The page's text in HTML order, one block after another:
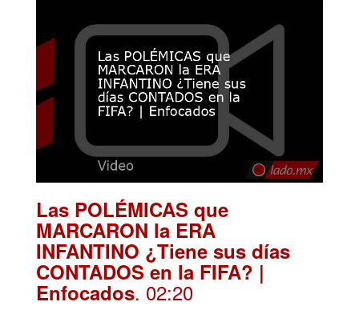
Las POLÉMICAS que
MARCARON la ERA
INFANTINO ¿Tiene sus días
CONTADOS en la FIFA? |
Enfocados. 02:20